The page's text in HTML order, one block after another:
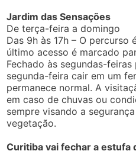
Jardim das Sensações
De terça-feira a domingo
Das 9h às 17h – O percurso
último acesso é marcado
Fechado às segundas-
segunda-feira cair em um
permanece normal. A
em caso de chuvas ou
sempre visando a
vegetação.
Curitiba vai fechar a estufa